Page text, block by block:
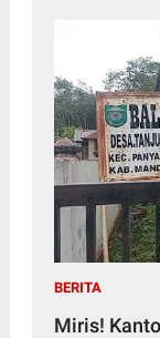
BERITA
Miris!